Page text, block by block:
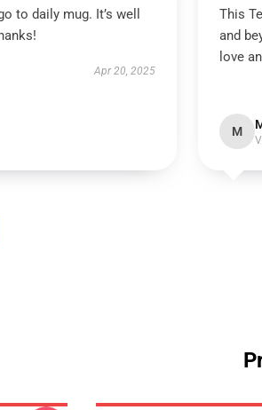
to daily mug. It’s well
Apr 20, 2025
This
and
love
M